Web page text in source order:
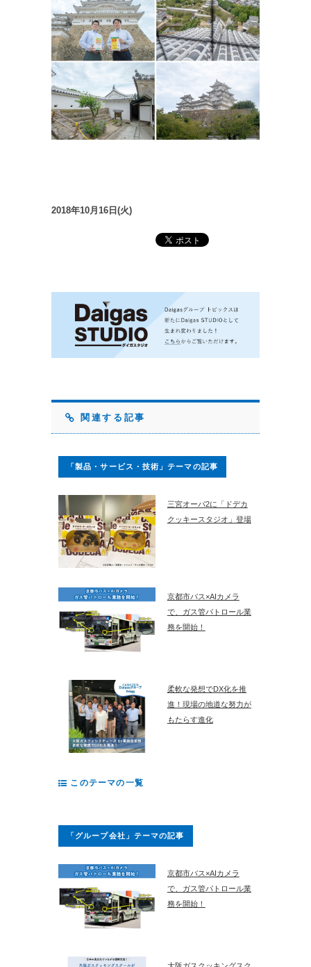
2018年10月16日(火)
関連する記事
「製品・サービス・技術」テーマの記事
三宮オーパ2に「ドデカ
クッキースタジオ」登場
京都市バス×AIカメラ
で、ガス管パトロール業
務を開始！
柔軟な発想でDX化を推
進！現場の地道な努力が
もたらす進化
このテーマの一覧
「グループ会社」テーマの記事
京都市バス×AIカメラ
で、ガス管パトロール業
務を開始！